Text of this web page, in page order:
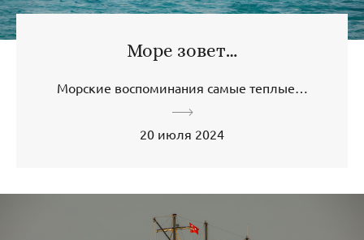
Море зовет…
Морские воспоминания самые теплые…
20 июля 2024